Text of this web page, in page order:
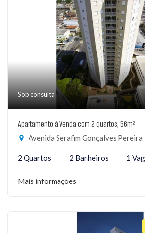
Sob consulta
Apartamento à Venda com 2 quartos, 56m²
Avenida Serafim Gonçalves Pereira - Vila
2 Quartos 2 Banheiros 1
Mais informações